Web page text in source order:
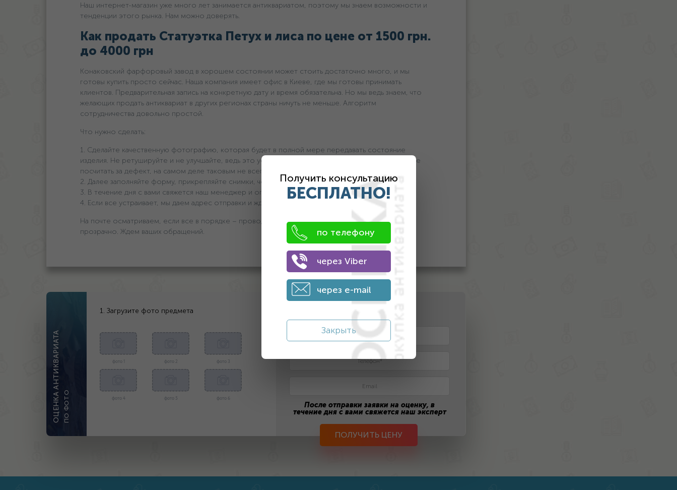
Наш интернет-магазин уже много лет занимается антиквариатом, поэтому мы знаем возможности и
тенденции этого рынка. Нам можно доверять.
Как продать Статуэтка Петух и лиса по цене oт 1500 грн.
дo 4000 грн
Конаковский фарфоровый завод в хорошем состоянии может стоить достаточно много, и мы
готовы купить просто сейчас. Наша компания имеет офис в Киеве, где мы готовы принимать
клиентов. Предварительная запись на конкретную дату и время обязательна. Но мы ведь знаем, что
желающих продать антиквариат в других регионах страны ничуть не меньше. Алгоритм
сотрудничества довольно простой.
Что нужно сделать:
1. Сделайте качественную фотографию, которая будет в полной мере передавать состояние
изделия. Не ретушируйте и не улучшайте, ведь это усложнит процесс оценки – то, что вы можете
посчитать за дефект, на самом деле таковым не всегда является.
2. Далее заполняйте форму, прикрепляйте снимки, чем больше их будет, тем лучше.
3. В течение дня с вами свяжется наш менеджер и огласит цену.
4. Если все устраивает, мы даем адрес отправки и ждем от вас посылку наложенным платежом.
На почте осматриваем, если все в порядке – проводим оплату. Все легко, быстро, честно и
прозрачно. Ждем ваших обращений.
ОЦЕНКА АНТИКВАРИАТАПО ФОТО
1. Загрузите фото предмета
фото 1 фото 2 фото 3
фото 4 фото 5 фото 6
2. Оставьте контактные данные
После отправки заявки на оценку, в
течение дня с вами свяжется наш эксперт
ПОЛУЧИТЬ ЦЕНУ
Получить консультацию
БЕСПЛАТНО!
по телефону
через Viber
через e-mail
Закрыть